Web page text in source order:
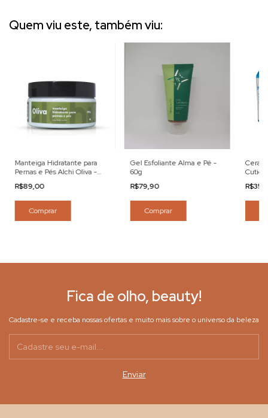
Quem viu este, também viu:
Manteiga Hidratante para
Pernas e Pés Alchi Oliva -
R$89,00
Comprar
Gel Esfoliante Alma e Pé -
60g
R$79,90
Comprar
Cera
Fica de olho, beauty!
Cadastre-se e receba nossas ofertas e muito mais sobre o universo da beleza